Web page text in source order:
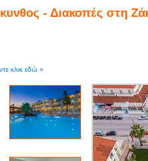
- Διακοπές στη
κλικ εδώ »